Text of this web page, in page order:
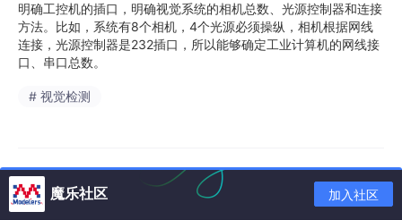
明确工控机的插口，明确视觉系统的相机总数、光源控制器和连接
方法。比如，系统有8个相机，4个光源必须操纵，相机根据网线
连接，光源控制器是232插口，所以能够确定工业计算机的网线接
口、串口总数。
# 视觉检测
魔乐社区 加入社区